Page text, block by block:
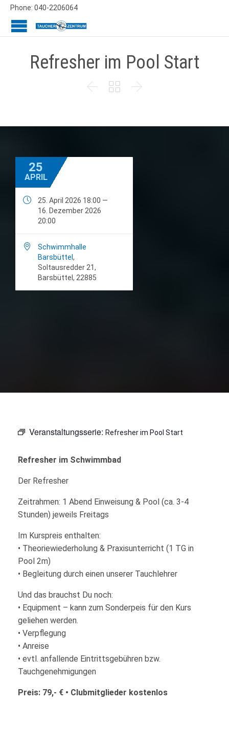
Phone: 040-2206064
Refresher im Pool Start
  
25
APRIL

25. April 2026 18:00 —
16. Dezember 2026
20:00

Schwimmhalle
Barsbüttel ,
Soltausredder 21,
Barsbüttel, 22885
Veranstaltungsserie: Refresher im Pool Start
Refresher im Schwimmbad
Der Refresher
Zeitrahmen: 1 Abend Einweisung & Pool (ca. 3-4
Stunden) jeweils Freitags
Im Kurspreis enthalten:
• Theoriewiederholung & Praxisunterricht (1 TG in
Pool 2m)
• Begleitung durch einen unserer Tauchlehrer
Und das brauchst Du noch:
• Equipment – kann zum Sonderpeis für den Kurs
geliehen werden.
• Verpflegung
• Anreise
• evtl. anfallende Eintrittsgebühren bzw.
Tauchgenehmigungen
Preis: 79,- € • Clubmitglieder kostenlos